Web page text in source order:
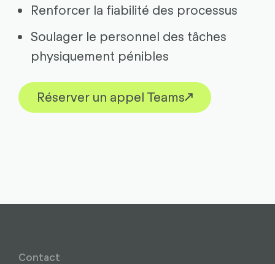
Renforcer la fiabilité des processus
Soulager le personnel des tâches
physiquement pénibles
Réserver un appel Teams
Contact